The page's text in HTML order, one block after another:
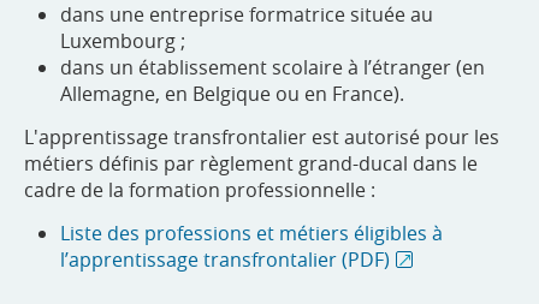
dans une entreprise formatrice située au
Luxembourg ;
dans un établissement scolaire à l’étranger (en
Allemagne, en Belgique ou en France).
L'apprentissage transfrontalier est autorisé pour les
métiers définis par règlement grand-ducal dans le
cadre de la formation professionnelle :
Liste des professions et métiers éligibles à
l’apprentissage transfrontalier (PDF)